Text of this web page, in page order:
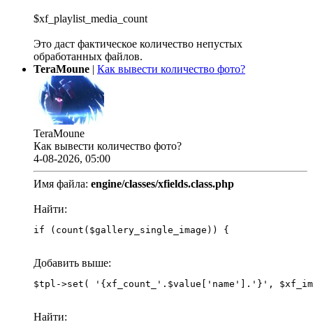
$xf_playlist_media_count
Это даст фактическое количество непустых
обработанных файлов.
TeraMoune | Как вывести количество фото?
TeraMoune
Как вывести количество фото?
4-08-2026, 05:00
Имя файла: engine/classes/xfields.class.php
Найти:
if (count($gallery_single_image)) {
Добавить выше:
Найти: